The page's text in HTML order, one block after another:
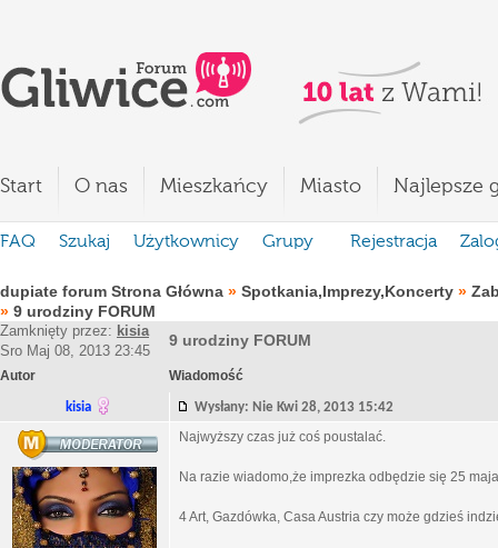
Start O nas Mieszkańcy Miasto Najlepsze
FAQ Szukaj Użytkownicy Grupy Rejestracja
dupiate forum Strona Główna » Spotkania,Imprezy,Koncerty »
» 9 urodziny FORUM
Zamknięty przez: kisia
Sro Maj 08, 2013 23:45
9 urodziny FORUM
Autor Wiadomość
kisia Wysłany: Nie Kwi 28, 2013 15:42
Najwyższy czas już coś poustalać.
Na razie wiadomo,że imprezka odbędzie się 25 maja
4 Art, Gazdówka, Casa Austria czy może gdzieś